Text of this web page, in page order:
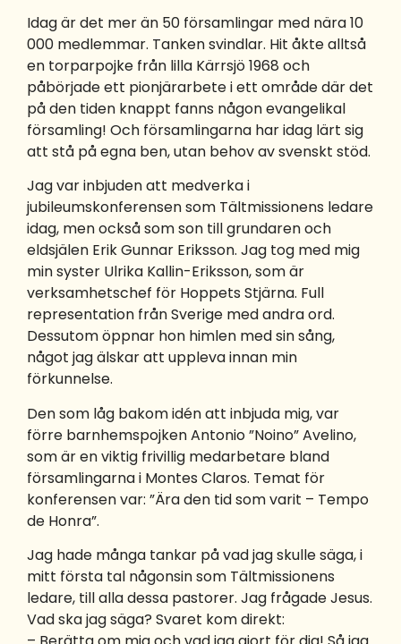
Idag är det mer än 50 församlingar med nära 10
000 medlemmar. Tanken svindlar. Hit åkte alltså
en torparpojke från lilla Kärrsjö 1968 och
påbörjade ett pionjärarbete i ett område där det
på den tiden knappt fanns någon evangelikal
församling! Och församlingarna har idag lärt sig
att stå på egna ben, utan behov av svenskt stöd.
Jag var inbjuden att medverka i
jubileumskonferensen som Tältmissionens ledare
idag, men också som son till grundaren och
eldsjälen Erik Gunnar Eriksson. Jag tog med mig
min syster Ulrika Kallin-Eriksson, som är
verksamhetschef för Hoppets Stjärna. Full
representation från Sverige med andra ord.
Dessutom öppnar hon himlen med sin sång,
något jag älskar att uppleva innan min
förkunnelse.
Den som låg bakom idén att inbjuda mig, var
förre barnhemspojken Antonio ”Noino” Avelino,
som är en viktig frivillig medarbetare bland
församlingarna i Montes Claros. Temat för
konferensen var: ”Ära den tid som varit – Tempo
de Honra”.
Jag hade många tankar på vad jag skulle säga, i
mitt första tal någonsin som Tältmissionens
ledare, till alla dessa pastorer. Jag frågade Jesus.
Vad ska jag säga? Svaret kom direkt: